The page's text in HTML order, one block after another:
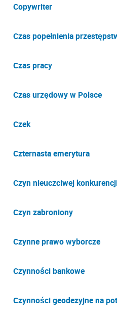
Copywriter
Czas popełnienia
Czas pracy
Czas urzędowy w Polsce
Czek
Czternasta emerytura
Czyn nieuczciwej
Czyn zabroniony
Czynne prawo wyborcze
Czynności bankowe
Czynności geodezyjne na